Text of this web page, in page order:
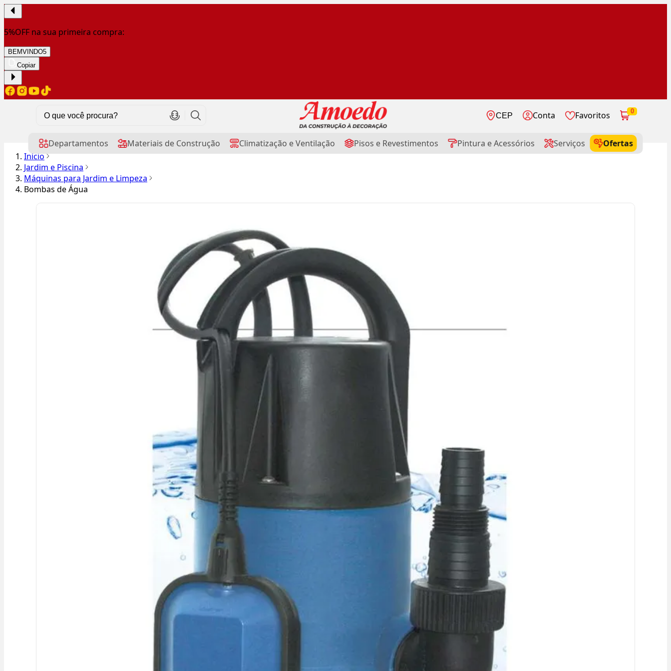
5%OFF na sua primeira compra:
BEMVINDO5
Copiar
CEP Conta Favoritos 0
Departamentos Materiais de Construção Climatização e Ventilação Pisos e Revestimentos Pintura e Acessórios Serviços
Ofertas
Início
Jardim e Piscina
Máquinas para Jardim e Limpeza
Bombas de Água